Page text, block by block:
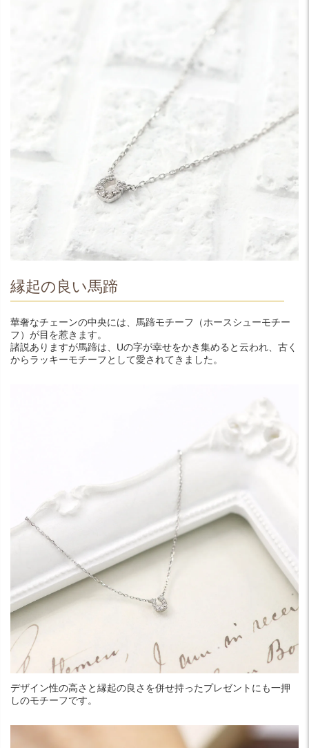
縁起の良い馬蹄
華奢なチェーンの中央には、馬蹄モチーフ（ホースシューモチー
フ）が目を惹きます。
諸説ありますが馬蹄は、Uの字が幸せをかき集めると云われ、古く
からラッキーモチーフとして愛されてきました。
デザイン性の高さと縁起の良さを併せ持ったプレゼントにも一押
しのモチーフです。